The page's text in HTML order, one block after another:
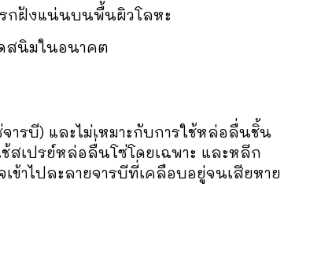
กฝังแน่นบนพื้นผิวโลหะ
สนิมในอนาคต
ารบี) และไม่เหมาะกับการใช้หล่อลื่นชิ้น
สเปรย์หล่อลื่นโซ่โดยเฉพาะ และหลีก
ข้าไปละลายจารบีที่เคลือบอยู่จนเสียหาย